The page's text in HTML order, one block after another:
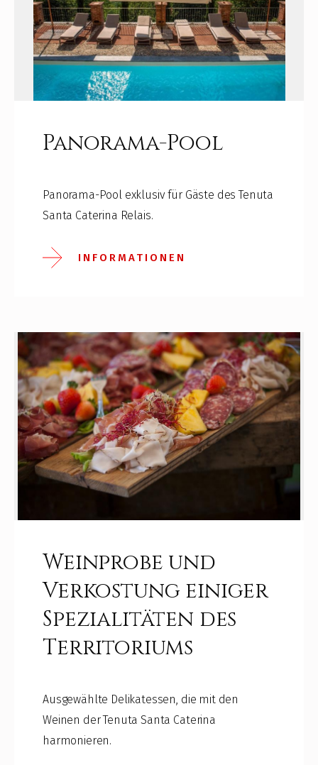
Panorama-Pool
Panorama-Pool exklusiv für Gäste des Tenuta
Santa Caterina Relais.
INFORMATIONEN
Weinprobe und
Verkostung einiger
Spezialitäten des
Territoriums
Ausgewählte Delikatessen, die mit den
Weinen der Tenuta Santa Caterina
harmonieren.